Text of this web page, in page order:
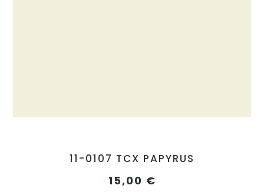
11-0107 TCX PAPYRUS
15,00 €